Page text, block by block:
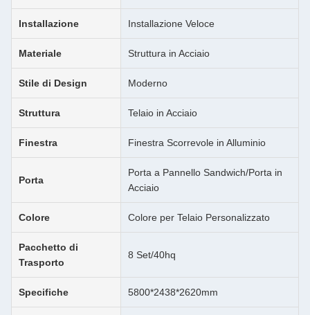
Installazione Installazione Veloce
Materiale Struttura in Acciaio
Stile di Design Moderno
Struttura Telaio in Acciaio
Finestra Finestra Scorrevole in Alluminio
Porta
Porta a Pannello Sandwich/Porta in
Acciaio
Colore Colore per Telaio Personalizzato
Pacchetto di
Trasporto
8 Set/40hq
Specifiche 5800*2438*2620mm